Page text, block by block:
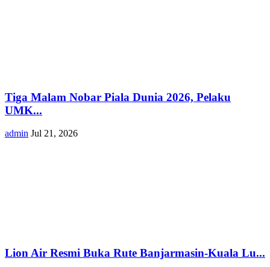
Tiga Malam Nobar Piala Dunia 2026, Pelaku
UMK...
admin Jul 21, 2026
Lion Air Resmi Buka Rute Banjarmasin-Kuala Lu...